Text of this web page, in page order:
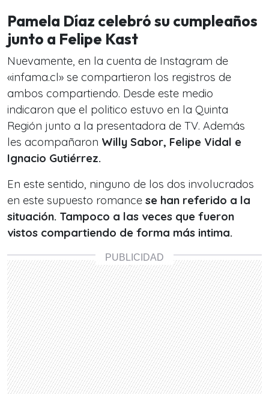
Pamela Díaz celebró su cumpleaños
junto a Felipe Kast
Nuevamente, en la cuenta de Instagram de
«infama.cl» se compartieron los registros de
ambos compartiendo. Desde este medio
indicaron que el politico estuvo en la Quinta
Región junto a la presentadora de TV. Además
les acompañaron Willy Sabor, Felipe Vidal e
Ignacio Gutiérrez.
En este sentido, ninguno de los dos involucrados
en este supuesto romance se han referido a la
situación. Tampoco a las veces que fueron
vistos compartiendo de forma más intima.